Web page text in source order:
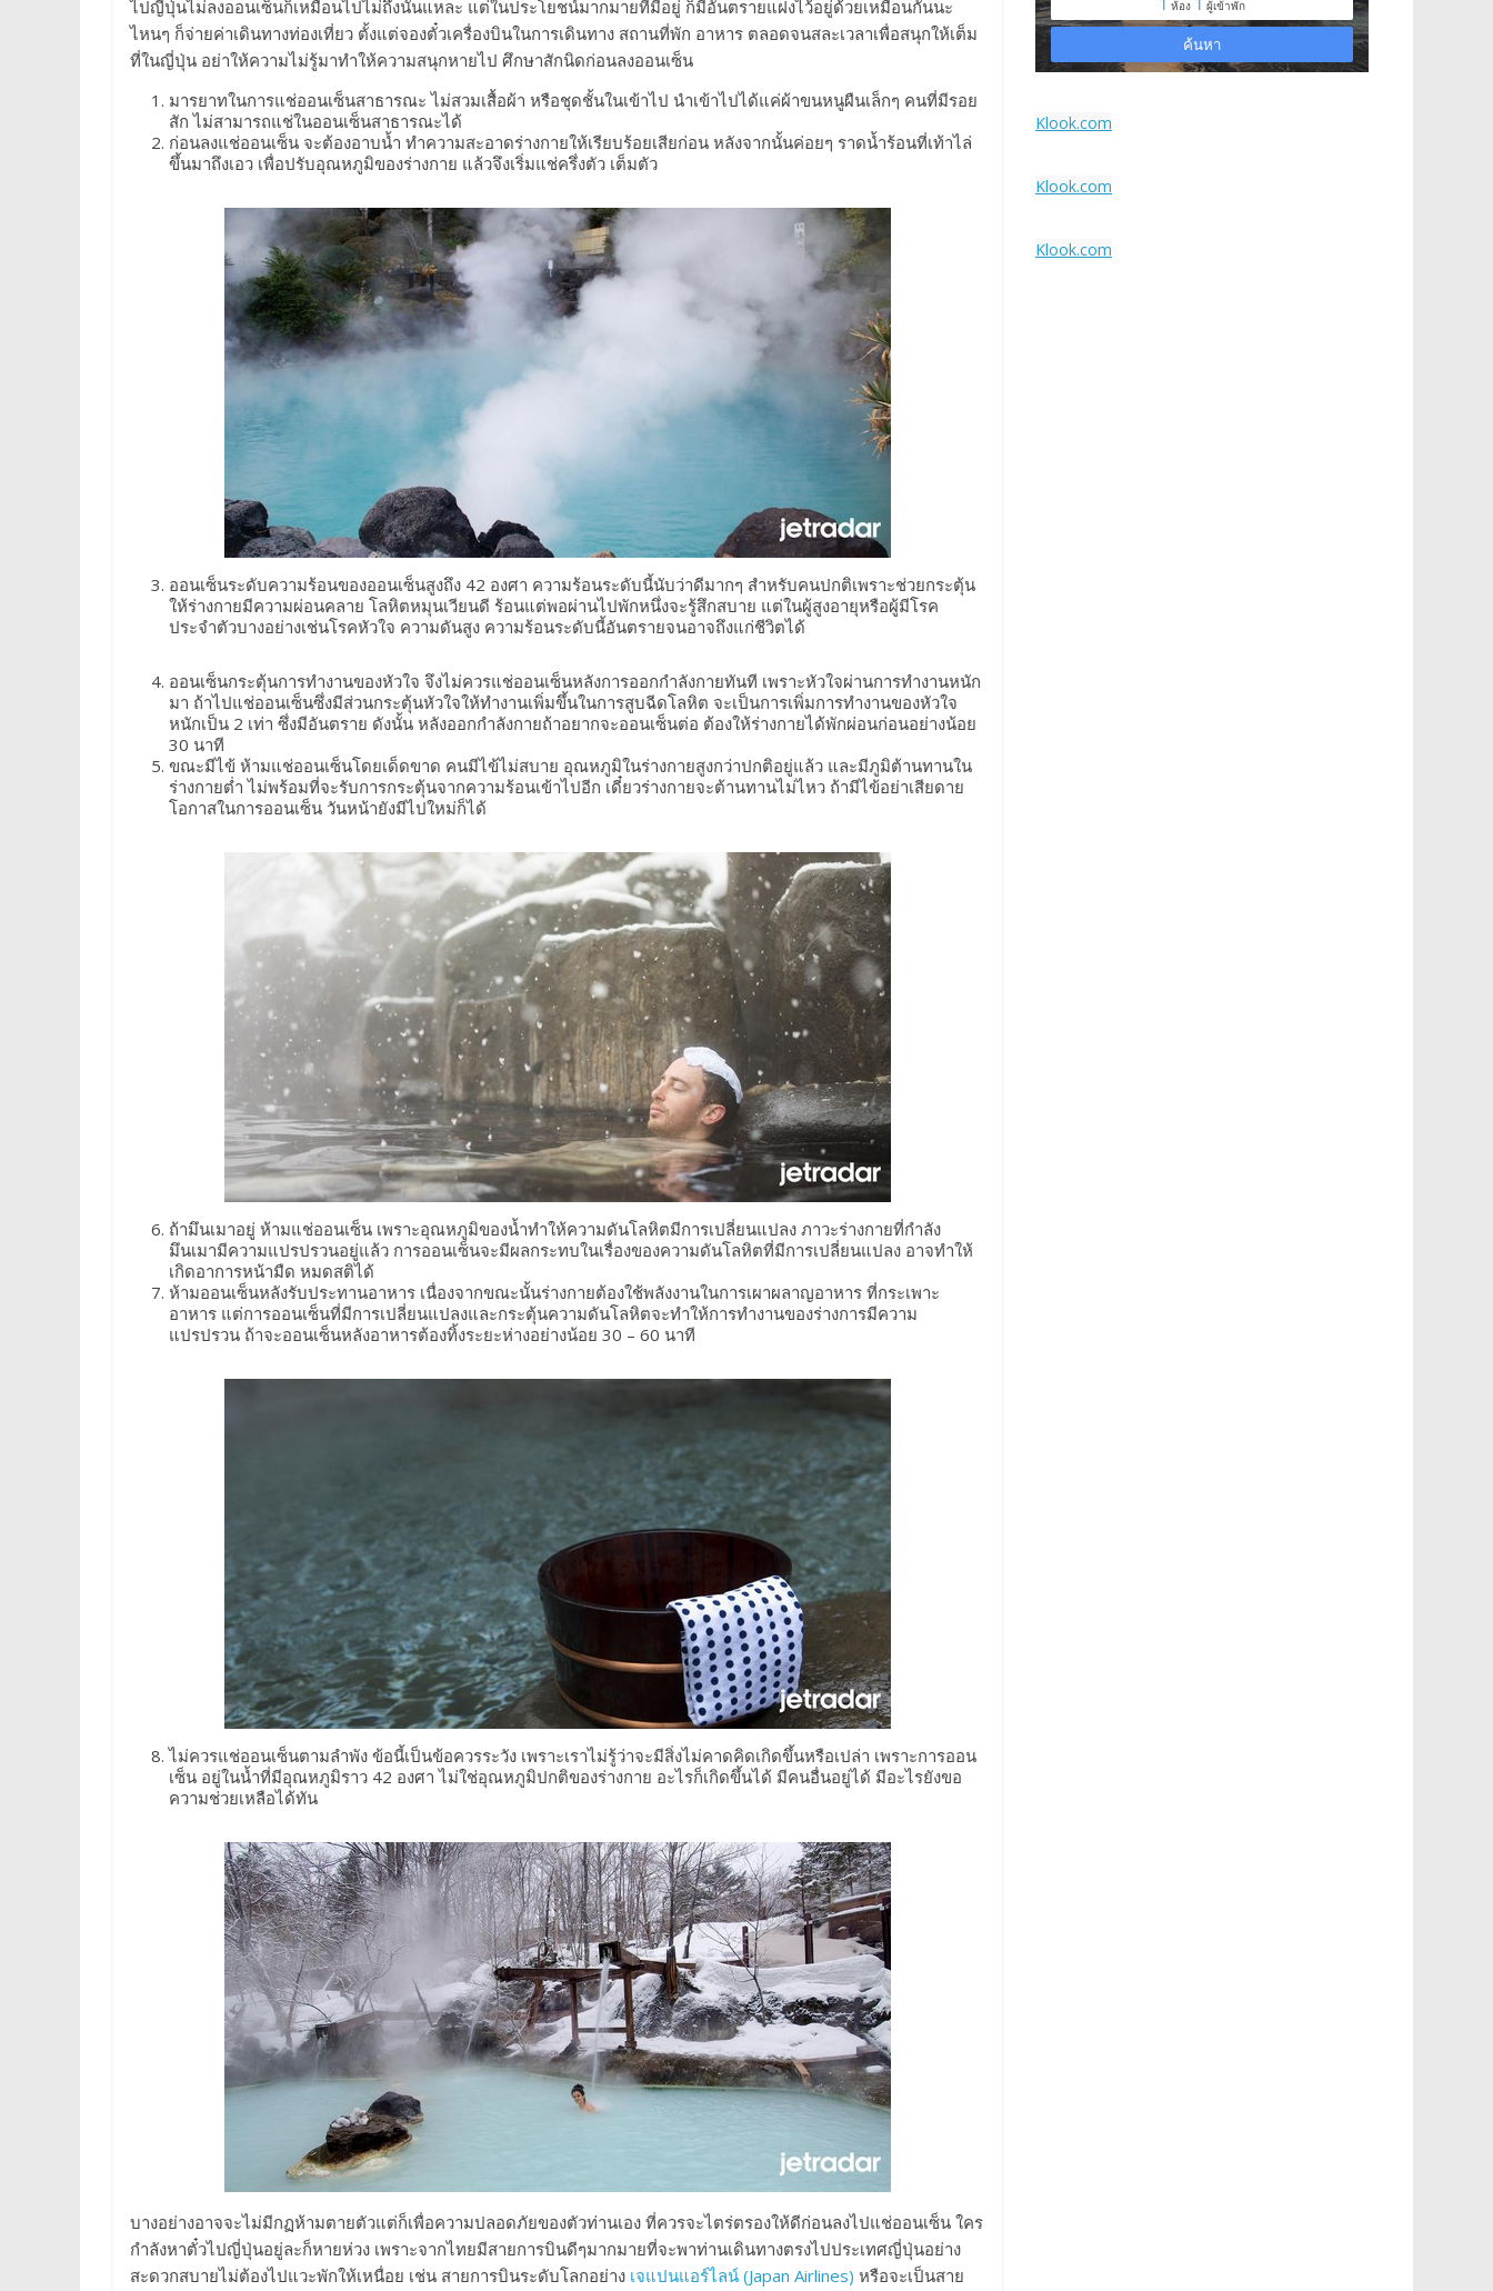
ไปญี่ปุ่นไม่ลงออนเซ็นก็เหมือนไปไม่ถึงนั่นแหละ แต่ในประโยชน์มากมายที่มีอยู่ ก็มีอันตรายแฝงไว้อยู่ด้วยเหมือนกันนะ
ไหนๆ ก็จ่ายค่าเดินทางท่องเที่ยว ตั้งแต่จองตั๋วเครื่องบินในการเดินทาง สถานที่พัก อาหาร ตลอดจนสละเวลาเพื่อสนุกให้เต็ม
ที่ในญี่ปุ่น อย่าให้ความไม่รู้มาทำให้ความสนุกหายไป ศึกษาสักนิดก่อนลงออนเซ็น
มารยาทในการแช่ออนเซ็นสาธารณะ ไม่สวมเสื้อผ้า หรือชุดชั้นในเข้าไป นำเข้าไปได้แค่ผ้าขนหนูผืนเล็กๆ คนที่มีรอย
สัก ไม่สามารถแช่ในออนเซ็นสาธารณะได้
ก่อนลงแช่ออนเซ็น จะต้องอาบน้ำ ทำความสะอาดร่างกายให้เรียบร้อยเสียก่อน หลังจากนั้นค่อยๆ ราดน้ำร้อนที่เท้าไล่
ขึ้นมาถึงเอว เพื่อปรับอุณหภูมิของร่างกาย แล้วจึงเริ่มแช่ครึ่งตัว เต็มตัว
ออนเซ็นระดับความร้อนของออนเซ็นสูงถึง 42 องศา ความร้อนระดับนี้นับว่าดีมากๆ สำหรับคนปกติเพราะช่วยกระตุ้น
ให้ร่างกายมีความผ่อนคลาย โลหิตหมุนเวียนดี ร้อนแต่พอผ่านไปพักหนึ่งจะรู้สึกสบาย แต่ในผู้สูงอายุหรือผู้มีโรค
ประจำตัวบางอย่างเช่นโรคหัวใจ ความดันสูง ความร้อนระดับนี้อันตรายจนอาจถึงแก่ชีวิตได้
ออนเซ็นกระตุ้นการทำงานของหัวใจ จึงไม่ควรแช่ออนเซ็นหลังการออกกำลังกายทันที เพราะหัวใจผ่านการทำงานหนัก
มา ถ้าไปแช่ออนเซ็นซึ่งมีส่วนกระตุ้นหัวใจให้ทำงานเพิ่มขึ้นในการสูบฉีดโลหิต จะเป็นการเพิ่มการทำงานของหัวใจ
หนักเป็น 2 เท่า ซึ่งมีอันตราย ดังนั้น หลังออกกำลังกายถ้าอยากจะออนเซ็นต่อ ต้องให้ร่างกายได้พักผ่อนก่อนอย่างน้อย
30 นาที
ขณะมีไข้ ห้ามแช่ออนเซ็นโดยเด็ดขาด คนมีไข้ไม่สบาย อุณหภูมิในร่างกายสูงกว่าปกติอยู่แล้ว และมีภูมิต้านทานใน
ร่างกายต่ำ ไม่พร้อมที่จะรับการกระตุ้นจากความร้อนเข้าไปอีก เดี๋ยวร่างกายจะต้านทานไม่ไหว ถ้ามีไข้อย่าเสียดาย
โอกาสในการออนเซ็น วันหน้ายังมีไปใหม่ก็ได้
ถ้ามึนเมาอยู่ ห้ามแช่ออนเซ็น เพราะอุณหภูมิของน้ำทำให้ความดันโลหิตมีการเปลี่ยนแปลง ภาวะร่างกายที่กำลัง
มึนเมามีความแปรปรวนอยู่แล้ว การออนเซ็นจะมีผลกระทบในเรื่องของความดันโลหิตที่มีการเปลี่ยนแปลง อาจทำให้
เกิดอาการหน้ามืด หมดสติได้
ห้ามออนเซ็นหลังรับประทานอาหาร เนื่องจากขณะนั้นร่างกายต้องใช้พลังงานในการเผาผลาญอาหาร ที่กระเพาะ
อาหาร แต่การออนเซ็นที่มีการเปลี่ยนแปลงและกระตุ้นความดันโลหิตจะทำให้การทำงานของร่างการมีความ
แปรปรวน ถ้าจะออนเซ็นหลังอาหารต้องทิ้งระยะห่างอย่างน้อย 30 – 60 นาที
ไม่ควรแช่ออนเซ็นตามลำพัง ข้อนี้เป็นข้อควรระวัง เพราะเราไม่รู้ว่าจะมีสิ่งไม่คาดคิดเกิดขึ้นหรือเปล่า เพราะการออน
เซ็น อยู่ในน้ำที่มีอุณหภูมิราว 42 องศา ไม่ใช่อุณหภูมิปกติของร่างกาย อะไรก็เกิดขึ้นได้ มีคนอื่นอยู่ได้ มีอะไรยังขอ
ความช่วยเหลือได้ทัน
บางอย่างอาจจะไม่มีกฏห้ามตายตัวแต่ก็เพื่อความปลอดภัยของตัวท่านเอง ที่ควรจะไตร่ตรองให้ดีก่อนลงไปแช่ออนเซ็น ใคร
กำลังหาตั๋วไปญี่ปุ่นอยู่ละก็หายห่วง เพราะจากไทยมีสายการบินดีๆมากมายที่จะพาท่านเดินทางตรงไปประเทศญี่ปุ่นอย่าง
สะดวกสบายไม่ต้องไปแวะพักให้เหนื่อย เช่น สายการบินระดับโลกอย่าง เจแปนแอร์ไลน์ (Japan Airlines) หรือจะเป็นสาย
Klook.com
Klook.com
Klook.com